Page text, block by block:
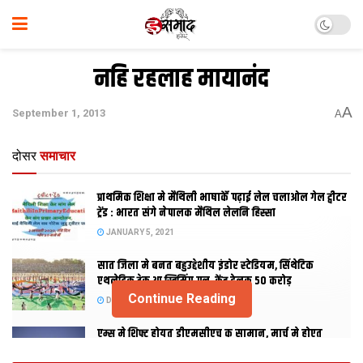
नहि रहलाह मायानंद
September 1, 2013 AA
दोसर समाचार
प्राथमिक शि‍क्षा मे मैथि‍ली भाषाकेँ पढ़ाई लेल चलाओल गेल ट्वीटर
ट्रेंड : भारत संगे नेपालक मैथिल लेलनि हिस्सा
JANUARY 5, 2021
सात जिला मे बनत बहुउद्देशीय इंडोर स्‍टेडि‍यम, सिंथेटिक
एथलेटिक ट्रेक आ स्विमिंग पुल, केंद्र देलक 50 करोड़
DECEMBER 26, 2020
एम्स मे शिफ्ट होयत डीएमसीएच क सामान, मार्च मे होएत
Continue Reading